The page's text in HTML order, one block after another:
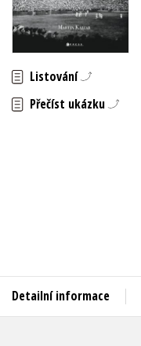
Auto - moto
Beletrie pro děti
Byznys a ekonomie
Listování
Přečíst ukázku
Detailní informace